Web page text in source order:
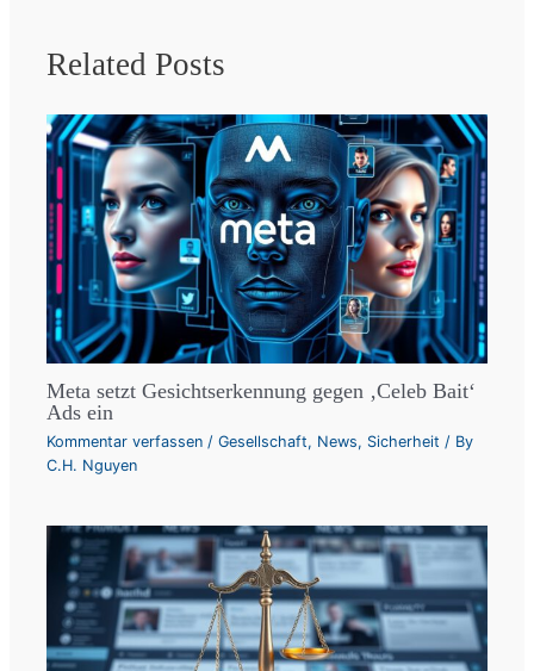
Related Posts
Meta setzt Gesichtserkennung gegen ‚Celeb Bait‘
Ads ein
Kommentar verfassen /Gesellschaft, News, Sicherheit / By
C.H. Nguyen